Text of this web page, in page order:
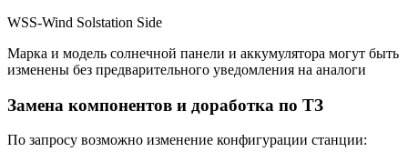
WSS-Wind Solstation Side
Марка и модель солнечной панели и аккумулятора могут быть
изменены без предварительного уведомления на аналоги
Замена компонентов и доработка по ТЗ
По запросу возможно изменение конфигурации станции: